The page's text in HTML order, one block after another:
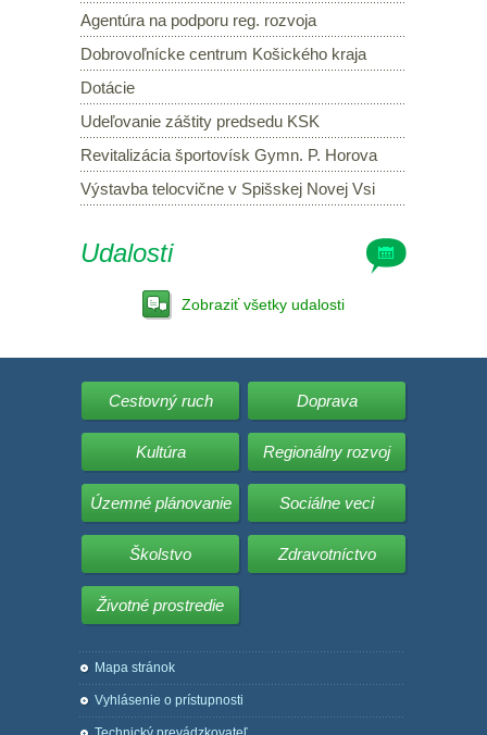
Agentúra na podporu reg. rozvoja
Dobrovoľnícke centrum Košického kraja
Dotácie
Udeľovanie záštity predsedu KSK
Revitalizácia športovísk Gymn. P. Horova
Výstavba telocvične v Spišskej Novej Vsi
Udalosti
Zobraziť všetky udalosti
Cestovný ruch Doprava
Kultúra Regionálny rozvoj
Územné plánovanie Sociálne veci
Školstvo Zdravotníctvo
Životné prostredie
Mapa stránok
Vyhlásenie o prístupnosti